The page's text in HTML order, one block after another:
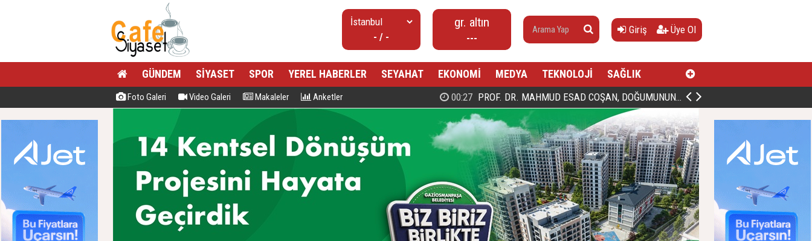
- / -
gr. altın
---
Giriş Üye Ol
GÜNDEM SİYASET SPOR YEREL HABERLER SEYAHAT EKONOMİ MEDYA TEKNOLOJİ SAĞLIK
Foto Galeri Video Galeri Makaleler Anketler 00:27 PROF. DR. MAHMUD ESAD COŞAN, DOĞUMUNUN HİCRÎ 91. YILINDA ELAZIĞ'DA YÂD EDİLECEK